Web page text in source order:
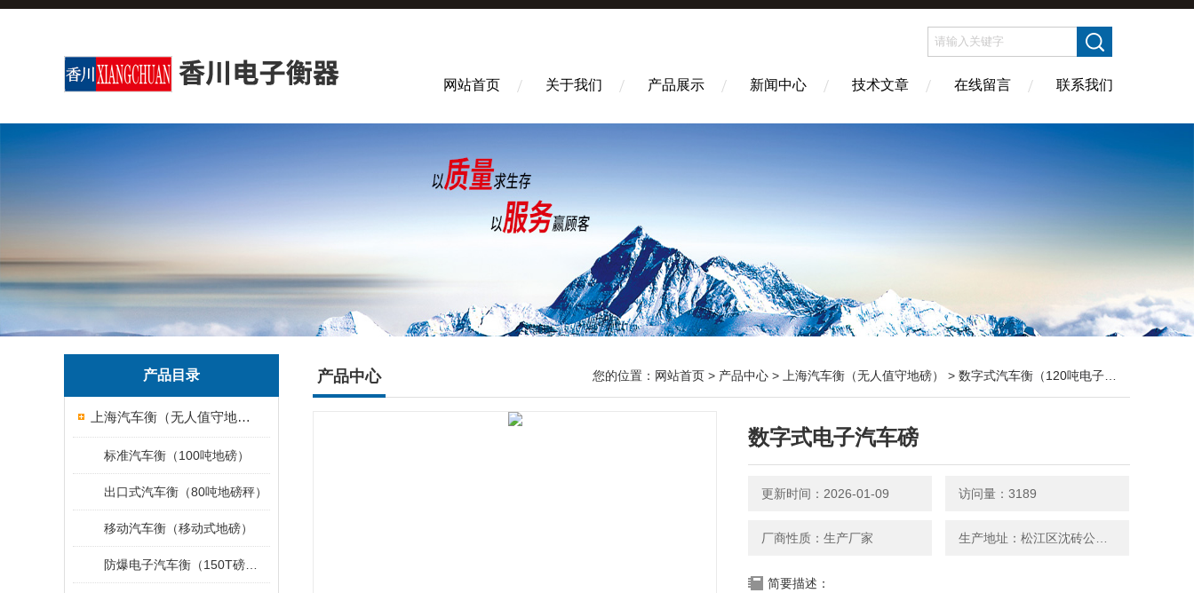
网站首页 关于我们 产品展示 新闻中心 技术文章 在线留言 联系我们
产品目录
上海汽车衡（无人值守地磅）
标准汽车衡（100吨地磅）
出口式汽车衡（80吨地磅秤）
移动汽车衡（移动式地磅）
产品中心 您的位置： 网站首页 > 产品中心 > 上海汽车衡（无人值守地磅） > 数字式汽车衡（120吨电子磅称）
数字式电子汽车磅
更新时间：2026-01-09 访问量：3189
厂商性质：生产厂家
简要描述：